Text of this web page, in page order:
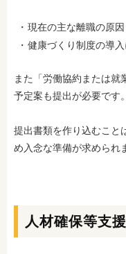
現在の主な離職の原因
健康づくり制度の導
また「労働協約または就
予定案も提出が必要です。
提出書類を作り込むこと
め入念な準備が求められ
人材確保等支